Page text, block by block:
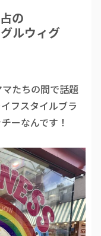
の
ルウィグ
たちの間で話題
フスタイルブラ
ーなんです！